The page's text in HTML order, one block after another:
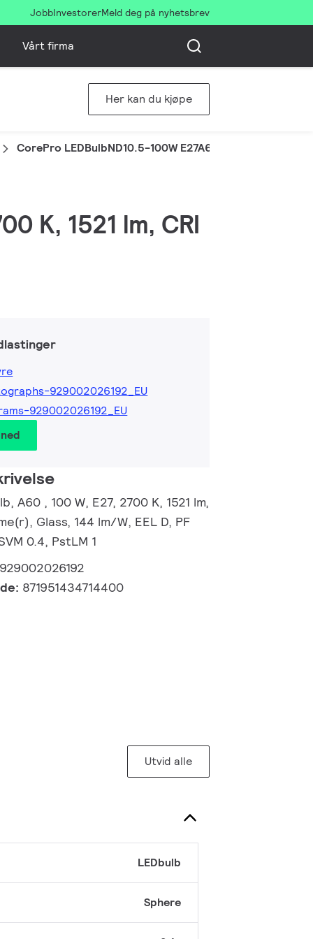
JobbInvestorerMeld deg på nyhetsbrev
Vårt firma
Her kan du kjøpe
CorePro LEDBulbND10.5-100W E27A60 827CLG
K, 1521 lm, CRI
929002026192_EU
929002026192_EU
A60 , 100 W, E27, 2700 K, 1521 lm,
Glass, 144 lm/W, EEL D, PF
0.4, PstLM 1
929002026192
871951434714400
Utvid alle
LEDbulb
Sphere